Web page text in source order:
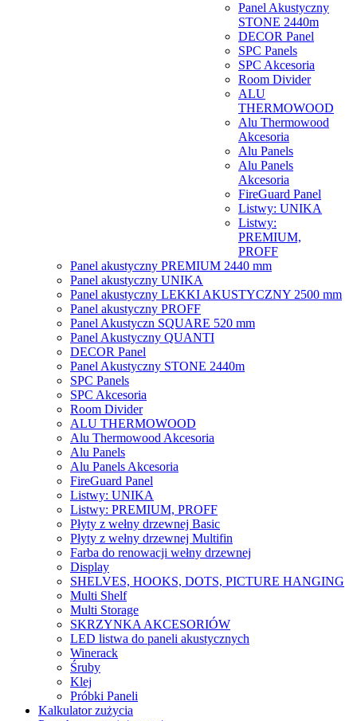
Panel Akustyczny
STONE 2440m
DECOR Panel
SPC Panels
SPC Akcesoria
Room Divider
ALU
THERMOWOOD
Alu Thermowood
Akcesoria
Alu Panels
Alu Panels
Akcesoria
FireGuard Panel
Listwy: UNIKA
Listwy:
PREMIUM,
PROFF
Panel akustyczny PREMIUM 2440 mm
Panel akustyczny UNIKA
Panel akustyczny LEKKI AKUSTYCZNY 2500 mm
Panel akustyczny PROFF
Panel Akustyczn SQUARE 520 mm
Panel Akustyczny QUANTI
DECOR Panel
Panel Akustyczny STONE 2440m
SPC Panels
SPC Akcesoria
Room Divider
ALU THERMOWOOD
Alu Thermowood Akcesoria
Alu Panels
Alu Panels Akcesoria
FireGuard Panel
Listwy: UNIKA
Listwy: PREMIUM, PROFF
Płyty z wełny drzewnej Basic
Płyty z wełny drzewnej Multifin
Farba do renowacji wełny drzewnej
Display
SHELVES, HOOKS, DOTS, PICTURE HANGING
Multi Shelf
Multi Storage
SKRZYNKA AKCESORIÓW
LED listwa do paneli akustycznych
Winerack
Śruby
Klej
Próbki Paneli
Kalkulator zużycia